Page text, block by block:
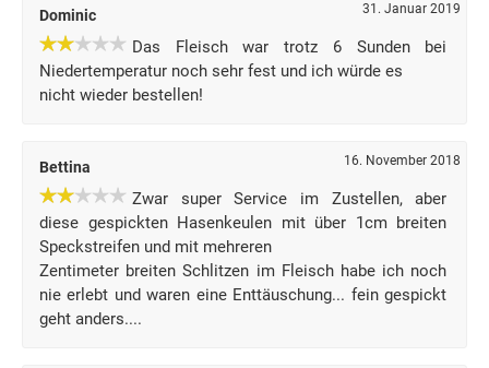
Dominic 31. Januar 2019
Das Fleisch war trotz 6 Sunden bei
Niedertemperatur noch sehr fest und ich würde es
nicht wieder bestellen!
Bettina 16. November 2018
Zwar super Service im Zustellen, aber
diese gespickten Hasenkeulen mit über 1cm breiten
Speckstreifen und mit mehreren
Zentimeter breiten Schlitzen im Fleisch habe ich noch
nie erlebt und waren eine Enttäuschung... fein gespickt
geht anders....